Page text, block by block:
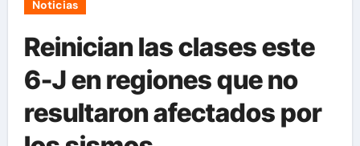
Noticias
Reinician las clases este
6-J en regiones que no
resultaron afectados por